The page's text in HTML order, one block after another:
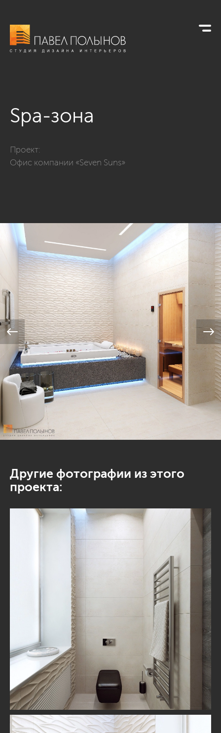
Spa-зона
Проект:
Офис компании «Seven Suns»
Другие фотографии из этого
проекта: